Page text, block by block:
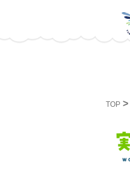
TOP >